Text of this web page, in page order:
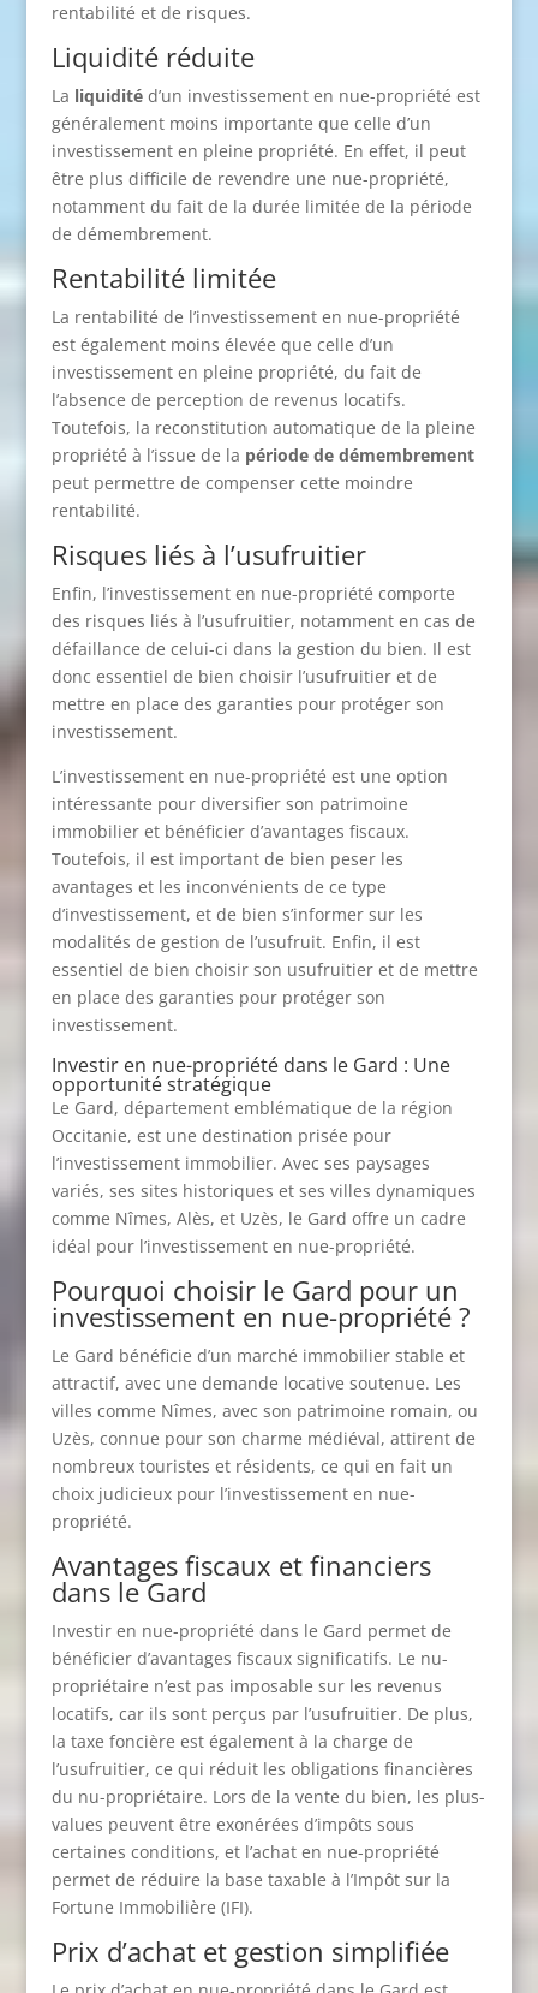
rentabilité et de risques.
Liquidité réduite
La liquiditéd’un investissement en nue-propriété est
généralement moins importante que celle d’un
investissement en pleine propriété. En effet, il peut
être plus difficile de revendre une nue-propriété,
notamment du fait de la durée limitée de la période
de démembrement.
Rentabilité limitée
La rentabilité de l’investissement en nue-propriété
est également moins élevée que celle d’un
investissement en pleine propriété, du fait de
l’absence de perception de revenus locatifs.
Toutefois, la reconstitution automatique de la pleine
propriété à l’issue de la période de démembrement
peut permettre de compenser cette moindre
rentabilité.
Risques liés à l’usufruitier
Enfin, l’investissement en nue-propriété comporte
des risques liés à l’usufruitier, notamment en cas de
défaillance de celui-ci dans la gestion du bien. Il est
donc essentiel de bien choisir l’usufruitier et de
mettre en place des garanties pour protéger son
investissement.
L’investissement en nue-propriété est une option
intéressante pour diversifier son patrimoine
immobilier et bénéficier d’avantages fiscaux.
Toutefois, il est important de bien peser les
avantages et les inconvénients de ce type
d’investissement, et de bien s’informer sur les
modalités de gestion de l’usufruit. Enfin, il est
essentiel de bien choisir son usufruitier et de mettre
en place des garanties pour protéger son
investissement.
Investir en nue-propriété dans le Gard : Une
opportunité stratégique
Le Gard, département emblématique de la région
Occitanie, est une destination prisée pour
l’investissement immobilier. Avec ses paysages
variés, ses sites historiques et ses villes dynamiques
comme Nîmes, Alès, et Uzès, le Gard offre un cadre
idéal pour l’investissement en nue-propriété.
Pourquoi choisir le Gard pour un
investissement en nue-propriété ?
Le Gard bénéficie d’un marché immobilier stable et
attractif, avec une demande locative soutenue. Les
villes comme Nîmes, avec son patrimoine romain, ou
Uzès, connue pour son charme médiéval, attirent de
nombreux touristes et résidents, ce qui en fait un
choix judicieux pour l’investissement en nue-
propriété.
Avantages fiscaux et financiers
dans le Gard
Investir en nue-propriété dans le Gard permet de
bénéficier d’avantages fiscaux significatifs. Le nu-
propriétaire n’est pas imposable sur les revenus
locatifs, car ils sont perçus par l’usufruitier. De plus,
la taxe foncière est également à la charge de
l’usufruitier, ce qui réduit les obligations financières
du nu-propriétaire. Lors de la vente du bien, les plus-
values peuvent être exonérées d’impôts sous
certaines conditions, et l’achat en nue-propriété
permet de réduire la base taxable à l’Impôt sur la
Fortune Immobilière (IFI).
Prix d’achat et gestion simplifiée